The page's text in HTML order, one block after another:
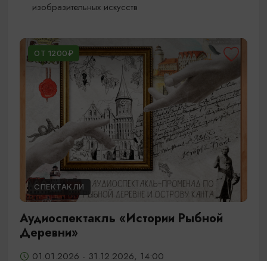
изобразительных искусств
ОТ 1200₽
СПЕКТАКЛИ
Аудиоспектакль «Истории Рыбной
Деревни»
01.01.2026 - 31.12.2026, 14:00